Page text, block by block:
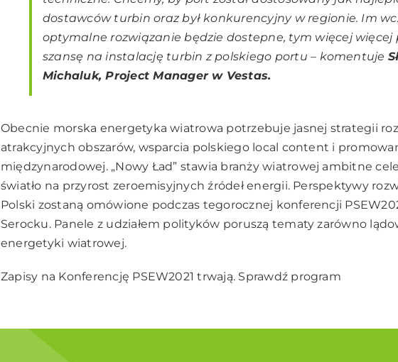
dostawców turbin oraz był konkurencyjny w regionie. Im
optymalne rozwiązanie będzie dostepne, tym więcej więcej
szansę na instalację turbin z polskiego portu – komentuje
Michaluk, Project Manager w Vestas.
Obecnie morska energetyka wiatrowa potrzebuje jasnej strategii
atrakcyjnych obszarów, wsparcia polskiego local content i
międzynarodowej. „Nowy Ład” stawia branży wiatrowej ambitne
światło na przyrost zeroemisyjnych źródeł energii. Perspektywy
Polski zostaną omówione podczas tegorocznej konferencji
Serocku. Panele z udziałem polityków poruszą tematy zarówno
energetyki wiatrowej.
Zapisy na Konferencję PSEW2021 trwają. Sprawdź program